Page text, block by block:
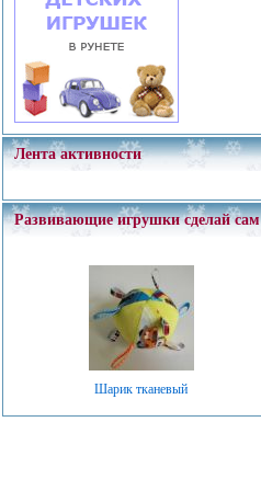
Лента активности
Развивающие игрушки сделай сам
Шарик тканевый